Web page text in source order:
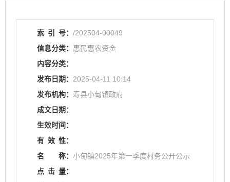
索 引 号： /202504-00049
信息分类： 惠民惠农资金
内容分类：
发布日期： 2025-04-11 10:14
发布机构： 寿县小甸镇政府
成文日期：
生效时间：
有 效 性：
名
称： 小甸镇2025年第一季度村务公开公示
点 击 量：